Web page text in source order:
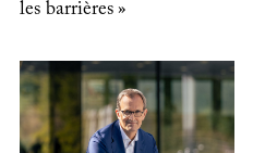
les barrières »